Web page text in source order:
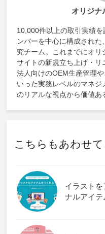
オリジナ
10,000件以上の取引実績
ンバーを中心に構成され
究チーム。これまでにオリ
サイトの新規立ち上げ・リ
法人向けのOEM生産管理
いった実務レベルのマネ
のリアルな視点から価値あ
こちらもあわせ
イラスト
ナルアイテ